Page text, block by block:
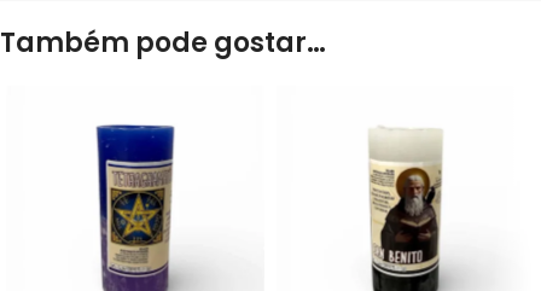
Também pode gostar…